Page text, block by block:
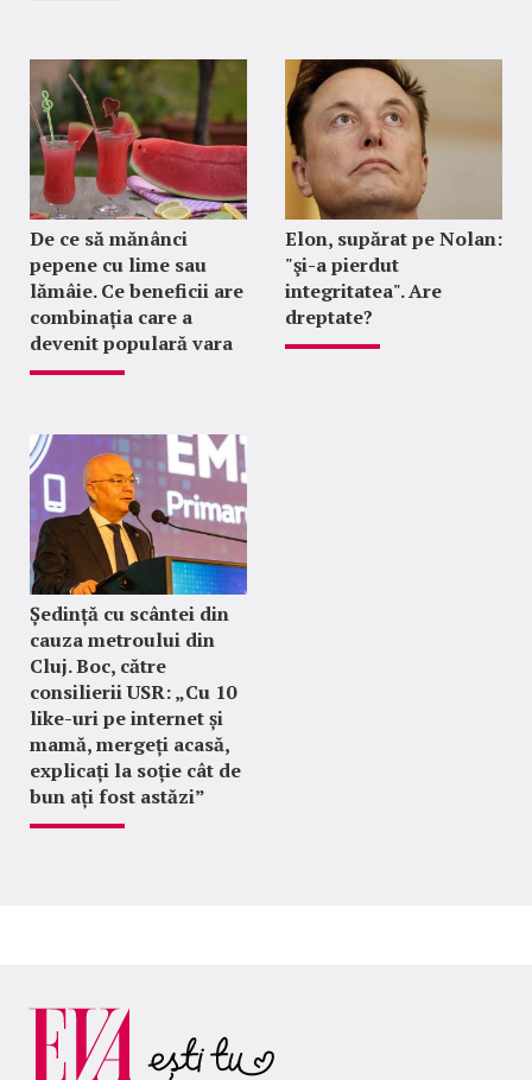
De ce să mănânci
pepene cu lime sau
lămâie. Ce beneficii are
combinația care a
devenit populară vara
Elon, supărat pe Nolan:
"şi-a pierdut
integritatea". Are
dreptate?
Ședință cu scântei din
cauza metroului din
Cluj. Boc, către
consilierii USR: „Cu 10
like-uri pe internet și
mamă, mergeți acasă,
explicați la soție cât de
bun ați fost astăzi”